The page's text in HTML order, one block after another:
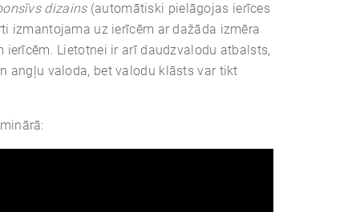
dizains(automātiski pielāgojas ierīces
izmantojama uz ierīcēm ar dažāda izmēra
Lietotnei ir arī daudzvalodu atbalsts,
angļu valoda, bet valodu klāsts var tikt